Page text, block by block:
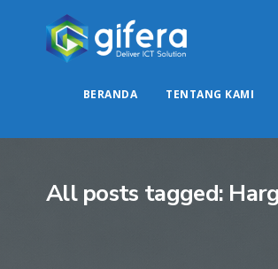
BERANDA TENTANG KAMI
All posts tagged: